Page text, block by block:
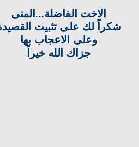
الاخت الفاضلة...المنى
شكراً لك على تثبيت
وعلى الاعجاب بها
جزاك الله خيراً